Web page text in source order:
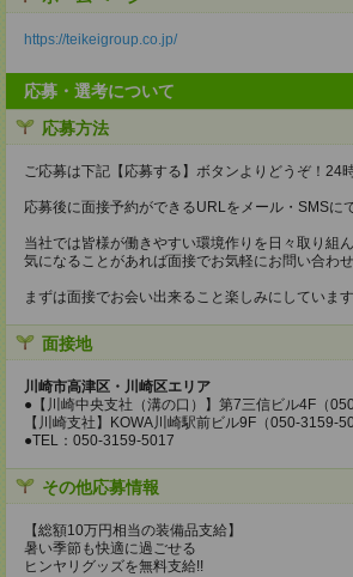
https://teikeigroup.co.jp/
応募・選考について
応募方法
ご応募は下記【応募する】ボタンよりどうぞ！24
応募後に面接予約ができるURLをメール・SMSに
当社では皆様が働きやすい環境作りを日々取り組ん
気になることがあれば面接でお気軽にお問い合わ
まずは面接でお会い出来ること楽しみにしています
面接地
川崎市高津区・川崎区エリア
●【川崎中央支社（溝の口）】第7三信ビル4F（
【川崎支社】KOWA川崎駅前ビル9F（050-3159-
●TEL：050-3159-5017
その他応募情報
【総額10万円相当の装備品支給】
暑い季節も快適に過ごせる
ヒンヤリグッズを無料支給!!